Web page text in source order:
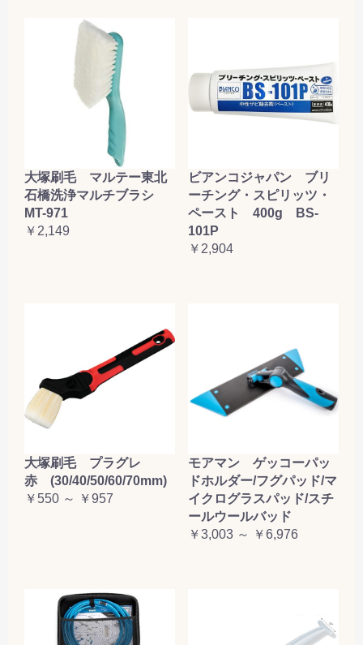
大塚刷毛 マルテー東北
石橋洗浄マルチブラシ
MT-971
￥2,149
ビアンコジャパン ブリ
ーチング・スピリッツ・
ペースト 400g BS-
101P
￥2,904
大塚刷毛 プラグレ
赤 (30/40/50/60/70mm)
￥550 ～ ￥957
モアマン ゲッコーパッ
ドホルダー/フグパッド/マ
イクログラスパッド/スチ
ールウールバッド
￥3,003 ～ ￥6,976